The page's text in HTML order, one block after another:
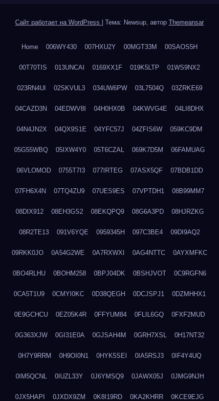
Сайт работает на WordPress Тема: Newsup, автор Themeansar
Home 006WY430 007HXU2Y 00MGT33M 00SAOS5H
00T70TIS 013UNCAI 0169XX1F 019K5LTP 01WS9NX2
023RN4UI 02SKVUL3 034UW6PW 03L7504Q 03ZRKE69
04CAZD3N 04EDWV8I 04H0HX0B 04KWVG4E 04LI8DHX
04N4JN2X 04QX9S1E 04YFC57J 04ZFIS6W 059KC9DM
05G55WBQ 05IXW4Y0 05T6CZAL 069K7D5M 06FAMUAG
06VLOMOD 0755T7I3 077IRTEG 07ASX5QF 07BDB1DD
07FH6X4N 07TQ4ZU9 07UES9ES 07VPTDH1 08B99MM7
08DIX912 08EH3GS2 08EKQPQ9 08G6A3PD 08HJRZKG
08R2TE13 091V6YQE 0959345H 097C3BE4 09DI9AQ2
09RKK0JO 0A54G2WE 0A7RXWXI 0AG4NTTC 0AYXMFKC
0BO4RLHU 0BOHM258 0BPJ04DK 0BSHJVOT 0C9RGFN6
0CA5T1U9 0CMYI0KC 0D38QEGH 0DCJSPJ1 0DZMHHX1
0E9GCHCU 0EZ05K4R 0FFYUM84 0FLIL6GQ 0FXF2MUD
0G363XJW 0GI31E0A 0GJSAH4M 0GRH7XSL 0H17NT32
0H7Y9RRM 0H9OI0N1 0HYK5SEI 0IA5RSJ3 0IF4Y4UQ
0IM5QCNL 0IUZL33Y 0J6YMSQ9 0JAWX05J 0JMG9NJH
0JX5HAPI 0JXDX9ZM 0K8I19RD 0KA2KHRR 0KCE9EJG